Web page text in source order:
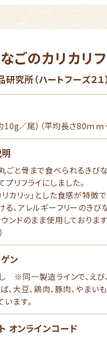
ごのカリカリ
究所（ハートフーズ２１）
10g／尾）（平均長さ80ｍ
ごと骨まで食べられるきび
プリフライにしました。
リカリッ」とした食感が特徴
る、アレルギーフリーのきび
ウンドのまま使用しており
ン
※同一製造ラインで、えび、
ば、大豆、鶏肉、豚肉、やま
ます。
オンラインコード